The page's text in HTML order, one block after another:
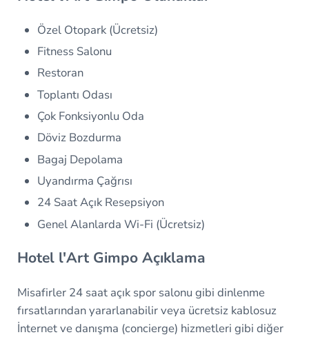
Özel Otopark (Ücretsiz)
Fitness Salonu
Restoran
Toplantı Odası
Çok Fonksiyonlu Oda
Döviz Bozdurma
Bagaj Depolama
Uyandırma Çağrısı
24 Saat Açık Resepsiyon
Genel Alanlarda Wi-Fi (Ücretsiz)
Hotel l'Art Gimpo Açıklama
Misafirler 24 saat açık spor salonu gibi dinlenme
fırsatlarından yararlanabilir veya ücretsiz kablosuz
İnternet ve danışma (concierge) hizmetleri gibi diğer